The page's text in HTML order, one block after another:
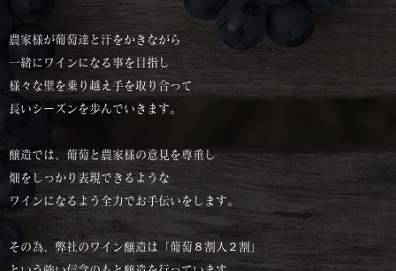
農家様が葡萄達と汗をかきながら
一緒にワインになる事を目指し
様々な壁を乗り越え手を取り合って
長いシーズンを歩んでいきます。
醸造では、葡萄と農家様の意見を尊重し
畑をしっかり表現できるような
ワインになるよう全力でお手伝いをします。
その為、弊社のワイン醸造は「葡萄８割人２割」